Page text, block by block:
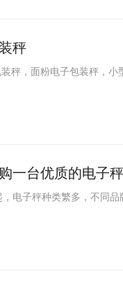
秤
秤，面粉电子包装秤，
一台优质的电子秤
电子秤种类繁多，不同品